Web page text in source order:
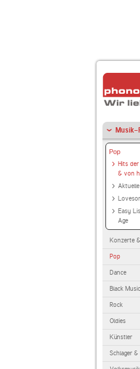
Musik-
Pop
Hits
& von
Easy
Age
Konzerte
Pop
Dance
Black Music
Rock
Oldies
Künstler
Schlager